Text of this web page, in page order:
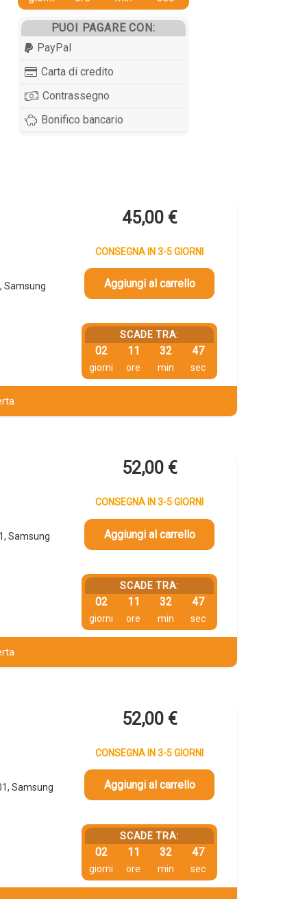
PUOI PAGARE CON:
PayPal
Carta di credito
Contrassegno
Bonifico bancario
Samsung
45,00 €
CONSEGNA IN 3-5 GIORNI
Aggiungi al carrello
SCADE TRA:
02
giorni
11
ore
32
min
46
sec
Samsung
52,00 €
CONSEGNA IN 3-5 GIORNI
Aggiungi al carrello
SCADE TRA:
02
giorni
11
ore
32
min
46
sec
Samsung
52,00 €
CONSEGNA IN 3-5 GIORNI
Aggiungi al carrello
SCADE TRA:
02
giorni
11
ore
32
min
46
sec